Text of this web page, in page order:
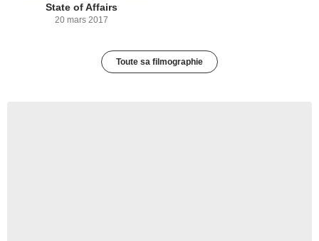
State of Affairs
20 mars 2017
Toute sa filmographie